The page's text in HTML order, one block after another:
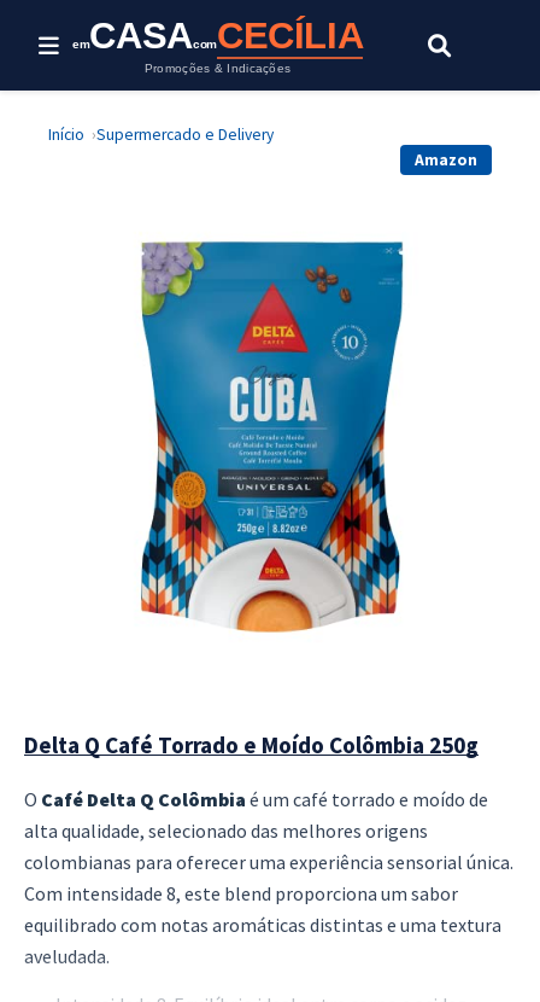
emCASAcomCECÍLIA
Promoções & Indicações
Início
Supermercado e Delivery
Amazon
Delta Q Café Torrado e Moído Colômbia 250g
O Café Delta Q Colômbia é um café torrado e moído de
alta qualidade, selecionado das melhores origens
colombianas para oferecer uma experiência sensorial única.
Com intensidade 8, este blend proporciona um sabor
equilibrado com notas aromáticas distintas e uma textura
aveludada.